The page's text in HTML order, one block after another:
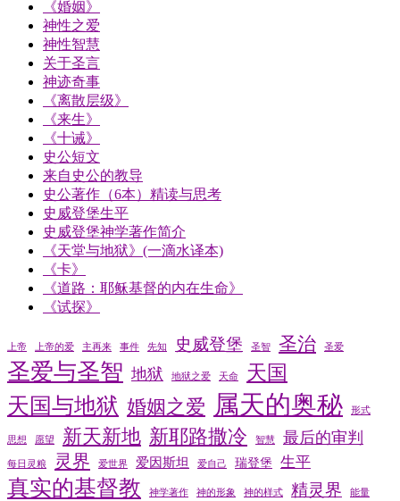
《婚姻》
神性之爱
神性智慧
关于圣言
神迹奇事
《离散层级》
《来生》
《十诫》
史公短文
来自史公的教导
史公著作（6本）精读与思考
史威登堡生平
史威登堡神学著作简介
《天堂与地狱》(一滴水译本)
《卡》
《道路：耶稣基督的内在生命》
《试探》
上帝 上帝的爱 主再来 事件 先知 史威登堡 圣智 圣治 圣爱
圣爱与圣智 地狱 地狱之爱 天命 天国
天国与地狱 婚姻之爱 属天的奥秘 形式
思想 愿望 新天新地 新耶路撒冷 智慧 最后的审判
每日灵粮 灵界 爱世界 爱因斯坦 爱自己 瑞登堡 生平
真实的基督教 神学著作 神的形象 神的样式 精灵界 能量